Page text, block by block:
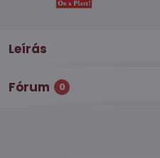
Leírás
Fórum 0